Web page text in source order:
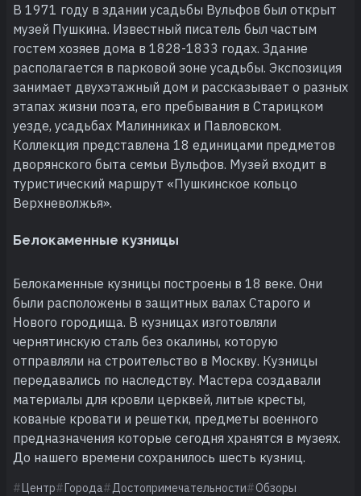
В 1971 году в здании усадьбы Вульфов был открыт
музей Пушкина. Известный писатель был частым
гостем хозяев дома в 1828-1833 годах. Здание
располагается в парковой зоне усадьбы. Экспозиция
занимает двухэтажный дом и рассказывает о разных
этапах жизни поэта, его пребывания в Старицком
уезде, усадьбах Малинниках и Павловском.
Коллекция представлена 18 единицами предметов
дворянского быта семьи Вульфов. Музей входит в
туристический маршрут «Пушкинское кольцо
Верхневолжья».
Белокаменные кузницы
Белокаменные кузницы построены в 18 веке. Они
были расположены в защитных валах Старого и
Нового городища. В кузницах изготовляли
чернятинскую сталь без окалины, которую
отправляли на строительство в Москву. Кузницы
передавались по наследству. Мастера создавали
материалы для кровли церквей, литые кресты,
кованые кровати и решетки, предметы военного
предназначения которые сегодня хранятся в музеях.
До нашего времени сохранилось шесть кузниц.
Центр Города Достопримечательности
Обзоры